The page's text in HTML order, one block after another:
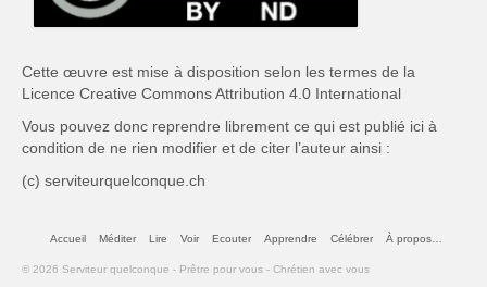
Cette œuvre est mise à disposition selon les termes de la
Licence Creative Commons Attribution 4.0 International
Vous pouvez donc reprendre librement ce qui est publié ici à
condition de ne rien modifier et de citer l’auteur ainsi :
(c) serviteurquelconque.ch
Accueil Méditer Lire Voir Ecouter Apprendre Célébrer À propos…
© 2026 Serviteur quelconque - Prêtre pour vous - Chrétien avec vous